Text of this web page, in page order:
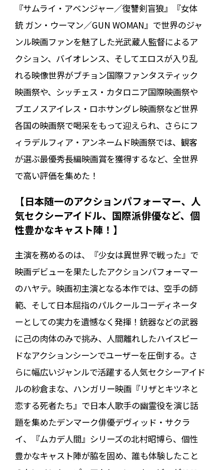
『サムライ・アベンジャー／復讐剣盲狼』『女体
銃 ガン・ウーマン／GUN WOMAN』で世界のジャ
ンル映画ファンを魅了した光武蔵人監督によるア
クション、バイオレンス、そしてエロスが入り乱
れる映像世界がブチョン国際ファンタスティック
映画祭や、シッチェス・カタロニア国際映画祭や
ブエノスアイレス・ロホサングレ映画祭など世界
各国の映画祭で喝采をもって迎えられ、さらにフ
ィラデルフィア・アンネームド映画祭では、観客
が選ぶ最優秀長編映画賞を獲得するなど、全世界
で高い評価を集めた！
【日本随一のアクションパフォーマー、人
気セクシーアイドル、国際派俳優など、個
性豊かなキャスト陣！】
主演を務めるのは、『少女は異世界で戦った』で
映画デビューを果たしたアクションパフォーマー
のハヤテ。映画初主演となる本作では、空手の師
範、そして日本屈指のパルクールコーディネータ
ーとしての実力を遺憾なく発揮！銃器などの武器
に己の肉体のみで挑み、人間離れしたハイスピー
ドなアクションシーンでユーザーを圧倒する。さ
らに幅広いジャンルで活躍する人気セクシーアイド
ルの紗倉まな、ハンガリー映画『リザとキツネと
恋する死者たち』で日本人歌手の幽霊役を演じ話
題を集めたデンマーク俳優デヴィッド・サクラ
イ、『ムカデ人間』シリーズの北村昭博ら、個性
豊かなキャスト陣が脇を固め、誰も体験したこと